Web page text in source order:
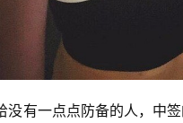
没有一点点防备的人，中